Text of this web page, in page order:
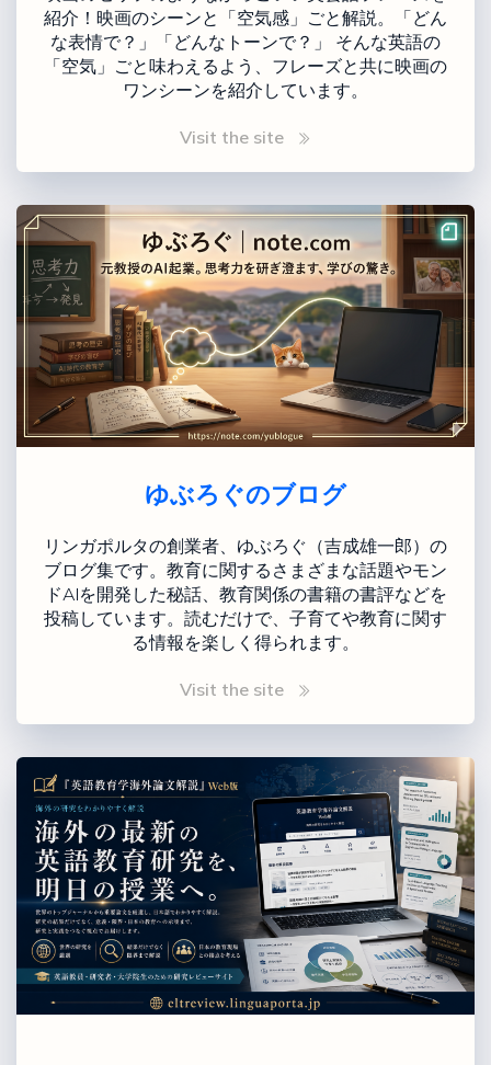
紹介！映画のシーンと「空気感」ごと解説。「どん
な表情で？」「どんなトーンで？」 そんな英語の
「空気」ごと味わえるよう、フレーズと共に映画の
ワンシーンを紹介しています。
Visit the site
ゆぶろぐのブログ
リンガポルタの創業者、ゆぶろぐ（吉成雄一郎）の
ブログ集です。教育に関するさまざまな話題やモン
ドAIを開発した秘話、教育関係の書籍の書評などを
投稿しています。読むだけで、子育てや教育に関す
る情報を楽しく得られます。
Visit the site